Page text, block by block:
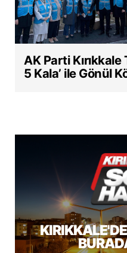
AK Parti Kırıkkale
5 Kala’ ile Gönül